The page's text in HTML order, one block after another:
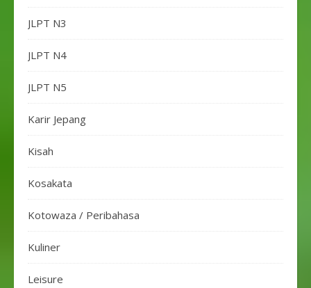
JLPT N3
JLPT N4
JLPT N5
Karir Jepang
Kisah
Kosakata
Kotowaza / Peribahasa
Kuliner
Leisure